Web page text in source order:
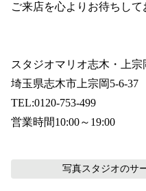
ご来店を心よりお待ちして
スタジオマリオ志木・上宗
埼玉県志木市上宗岡5-6-37
TEL:0120-753-499
営業時間10:00～19:00
写真スタジオのサ